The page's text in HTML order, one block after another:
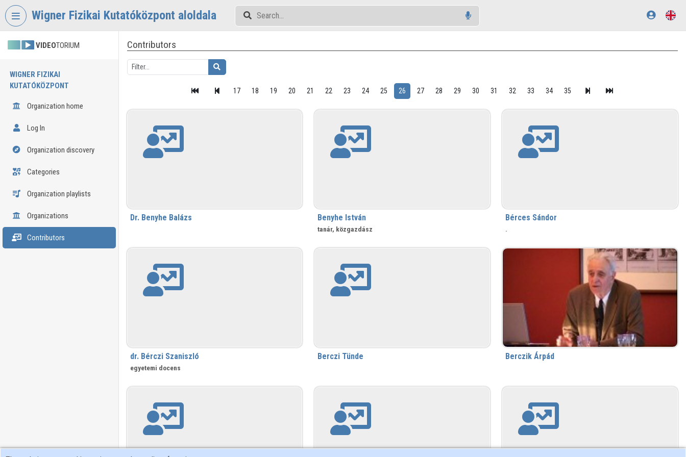
Skip header
Wigner Fizikai Kutatóközpont aloldala
VIDEOTORIUM
WIGNER FIZIKAI
KUTATÓKÖZPONT
Organization home
Log In
Organization discovery
Categories
Organization playlists
Organizations
Contributors
Contributors
17 18 19 20 21 22 23 24 25 26 27 28 29 30 31 32 33 34 35
Dr. Benyhe Balázs Benyhe István
tanár, közgazdász
Bérces Sándor
.
dr. Bérczi Szaniszló
egyetemi docens
Berczi Tünde Berczik Árpád